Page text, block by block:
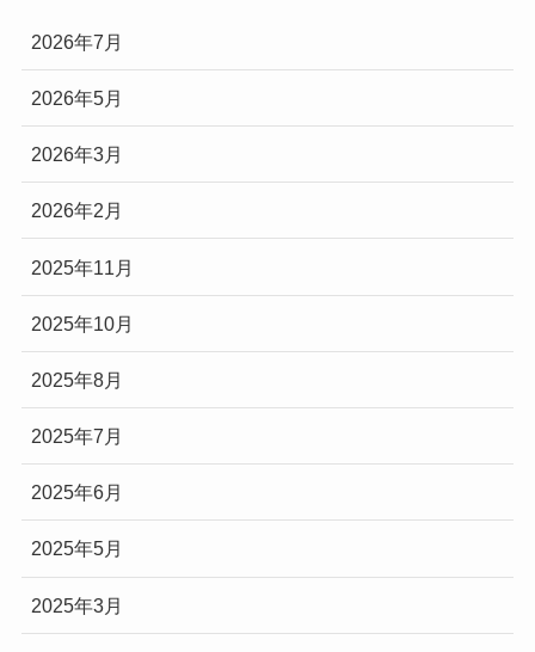
2026年7月
2026年5月
2026年3月
2026年2月
2025年11月
2025年10月
2025年8月
2025年7月
2025年6月
2025年5月
2025年3月